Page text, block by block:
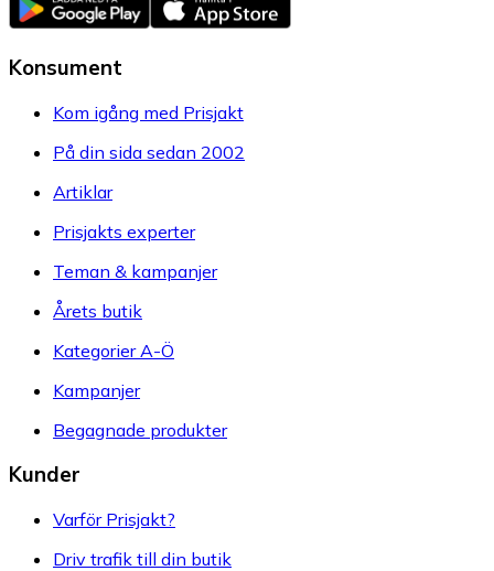
Konsument
Kom igång med Prisjakt
På din sida sedan 2002
Artiklar
Prisjakts experter
Teman & kampanjer
Årets butik
Kategorier A-Ö
Kampanjer
Begagnade produkter
Kunder
Varför Prisjakt?
Driv trafik till din butik